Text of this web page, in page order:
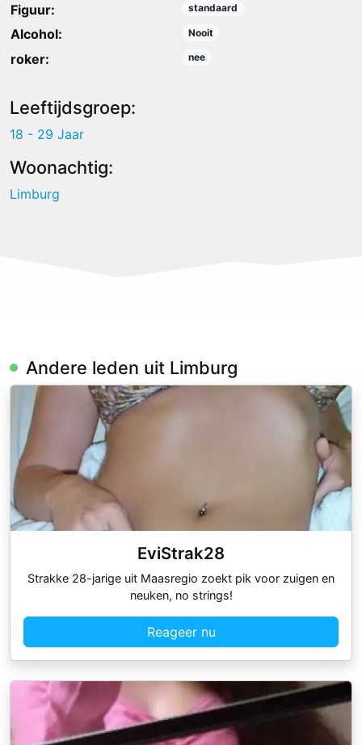
Figuur: standaard
Alcohol: Nooit
roker: nee
Leeftijdsgroep:
18 - 29 Jaar
Woonachtig:
Limburg
Andere leden uit Limburg
EviStrak28
Strakke 28-jarige uit Maasregio zoekt pik voor zuigen en
neuken, no strings!
Reageer nu